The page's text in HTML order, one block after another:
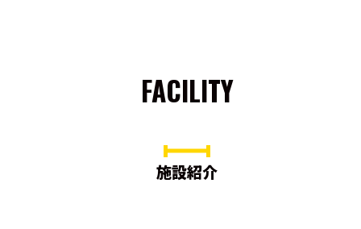
FACILITY
施設紹介